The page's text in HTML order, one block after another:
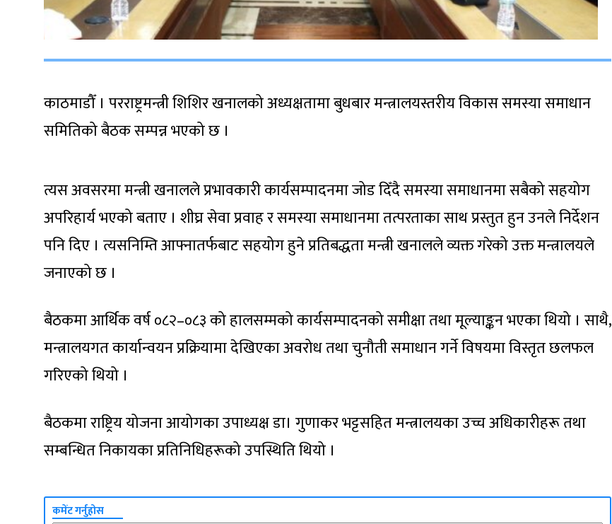
काठमाडौँ । परराष्ट्रमन्त्री शिशिर खनालको अध्यक्षतामा बुधबार मन्त्रालयस्तरीय विकास समस्या समाधान
समितिको बैठक सम्पन्न भएको छ ।
त्यस अवसरमा मन्त्री खनालले प्रभावकारी कार्यसम्पादनमा जोड दिँदै समस्या समाधानमा सबैको सहयोग
अपरिहार्य भएको बताए । शीघ्र सेवा प्रवाह र समस्या समाधानमा तत्परताका साथ प्रस्तुत हुन उनले निर्देशन
पनि दिए । त्यसनिम्ति आफ्नातर्फबाट सहयोग हुने प्रतिबद्धता मन्त्री खनालले व्यक्त गरेको उक्त मन्त्रालयले
जनाएको छ ।
बैठकमा आर्थिक वर्ष ०८२–०८३ को हालसम्मको कार्यसम्पादनको समीक्षा तथा मूल्याङ्कन भएका थियो । साथै,
मन्त्रालयगत कार्यान्वयन प्रक्रियामा देखिएका अवरोध तथा चुनौती समाधान गर्ने विषयमा विस्तृत छलफल
गरिएको थियो ।
बैठकमा राष्ट्रिय योजना आयोगका उपाध्यक्ष डा। गुणाकर भट्टसहित मन्त्रालयका उच्च अधिकारीहरू तथा
सम्बन्धित निकायका प्रतिनिधिहरूको उपस्थिति थियो ।
कमेंट गर्नुहोस